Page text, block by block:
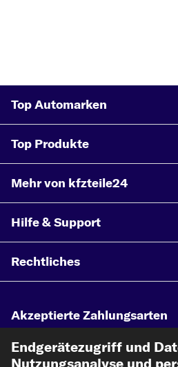
Top Automarken
Top Produkte
Mehr von kfzteile24
Hilfe & Support
Rechtliches
Akzeptierte Zahlungsarten
Endgerätezugriff und
Nutzungsanalyse und